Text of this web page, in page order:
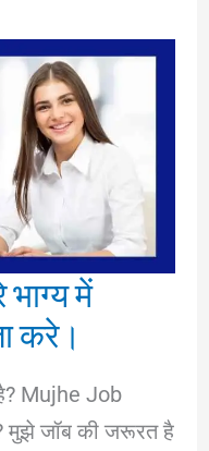
में
करे।
है? Mujhe Job
मुझे जॉब की जरूरत है